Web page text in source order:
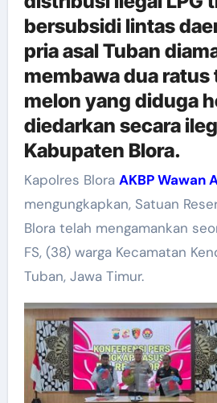
bersubsidi lintas
pria asal Tuban
membawa dua ratus
melon yang diduga
diedarkan secara
Kabupaten Blora.
Kapolres Blora AKBP Wawan
mengungkapkan, Satuan
Blora telah mengamankan
FS, (38) warga Kecamatan
Tuban, Jawa Timur.